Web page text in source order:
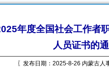
年度全国社会工作者
人员证书的
〖发布日期：2025-8-26 内蒙古人